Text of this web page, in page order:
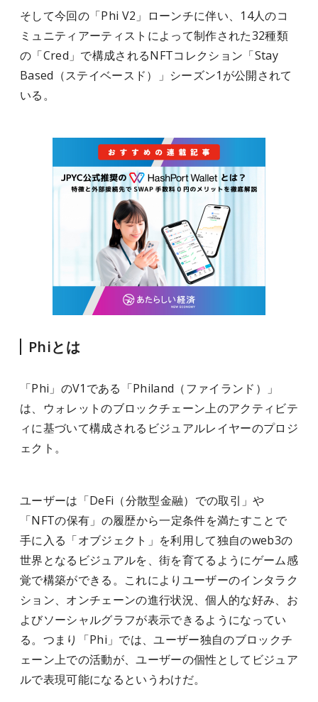
そして今回の「Phi V2」ローンチに伴い、14人のコ
ミュニティアーティストによって制作された32種類
の「Cred」で構成されるNFTコレクション「Stay
Based（ステイベースド）」シーズン1が公開されて
いる。
Phiとは
「Phi」のV1である「Philand（ファイランド）」
は、ウォレットのブロックチェーン上のアクティビテ
ィに基づいて構成されるビジュアルレイヤーのプロジ
ェクト。
ユーザーは「DeFi（分散型金融）での取引」や
「NFTの保有」の履歴から一定条件を満たすことで
手に入る「オブジェクト」を利用して独自のweb3の
世界となるビジュアルを、街を育てるようにゲーム感
覚で構築ができる。これによりユーザーのインタラク
ション、オンチェーンの進行状況、個人的な好み、お
よびソーシャルグラフが表示できるようになってい
る。つまり「Phi」では、ユーザー独自のブロックチ
ェーン上での活動が、ユーザーの個性としてビジュア
ルで表現可能になるというわけだ。